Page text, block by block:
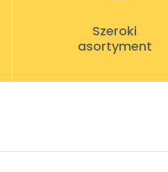
Szeroki
asortyment